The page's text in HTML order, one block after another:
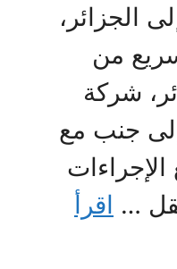
الجزائر،
من
شركة
إلى جنب مع
… اقرأ